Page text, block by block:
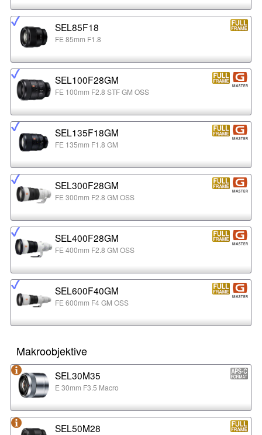
SEL85F18
FE 85mm F1.8
SEL100F28GM
FE 100mm F2.8 STF GM OSS
SEL135F18GM
FE 135mm F1.8 GM
SEL300F28GM
FE 300mm F2.8 GM OSS
SEL400F28GM
FE 400mm F2.8 GM OSS
SEL600F40GM
FE 600mm F4 GM OSS
Makroobjektive
SEL30M35
E 30mm F3.5 Macro
SEL50M28